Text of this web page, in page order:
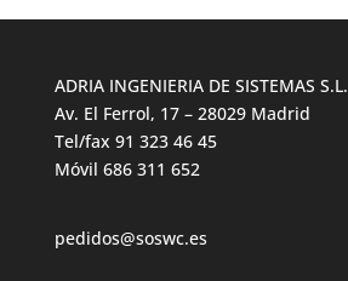
ADRIA INGENIERIA DE SISTEMAS S.L.
Av. El Ferrol, 17 – 28029 Madrid
Tel/fax 91 323 46 45
Móvil 686 311 652
pedidos@soswc.es